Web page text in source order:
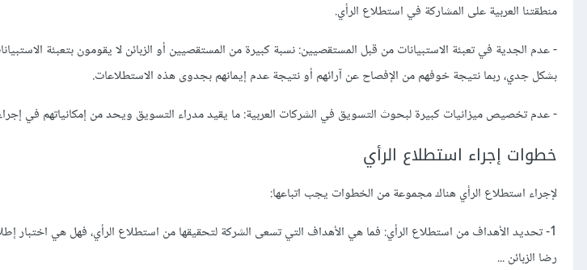
منطقتنا العربية على المشاركة في استطلاع الرأي.
- عدم الجدية في تعبئة الاستبيانات من قبل المستقصيين: نسبة كبيرة من المستقصيين أو الزبائن لا يقومون بتعبئة
بشكل جدي، ربما نتيجة خوفهم من الإفصاح عن آرائهم أو نتيجة عدم إيمانهم بجدوى هذه الاستطلاعات.
- عدم تخصيص ميزانيات كبيرة لبحوث التسويق في الشركات العربية: ما يقيد مدراء التسويق ويحد من إمكانياتهم في
خطوات إجراء استطلاع الرأي
لإجراء استطلاع الرأي هناك مجموعة من الخطوات يجب اتباعها:
1- تحديد الأهداف من استطلاع الرأي: فما هي الأهداف التي تسعى الشركة لتحقيقها من استطلاع الرأي، فهل هي اختبار
رضا الزبائن ...